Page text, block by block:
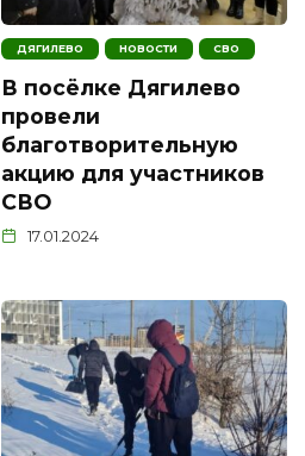
ДЯГИЛЕВО НОВОСТИ СВО
В посёлке Дягилево
провели
благотворительную
акцию для участников
СВО
17.01.2024